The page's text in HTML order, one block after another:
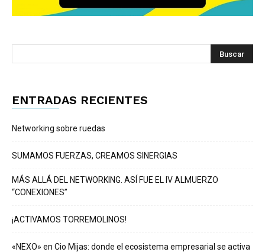
ENTRADAS RECIENTES
Networking sobre ruedas
SUMAMOS FUERZAS, CREAMOS SINERGIAS
MÁS ALLÁ DEL NETWORKING. ASÍ FUE EL IV ALMUERZO
“CONEXIONES”
¡ACTIVAMOS TORREMOLINOS!
«NEXO» en Cio Mijas: donde el ecosistema empresarial se activa